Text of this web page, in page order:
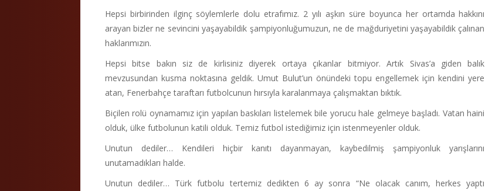
Hepsi birbirinden ilginç söylemlerle dolu etrafımız. 2 yılı aşkın süre boyunca her ortamda hakkını
arayan bizler ne sevincini yaşayabildik şampiyonluğumuzun, ne de mağduriyetini yaşayabildik çalınan
haklarımızın.
Hepsi bitse bakın siz de kirlisiniz diyerek ortaya çıkanlar bitmiyor. Artık Sivas’a giden balık
mevzusundan kusma noktasına geldik. Umut Bulut’un önündeki topu engellemek için kendini yere
atan, Fenerbahçe taraftarı futbolcunun hırsıyla karalanmaya çalışmaktan bıktık.
Biçilen rolü oynamamız için yapılan baskıları listelemek bile yorucu hale gelmeye başladı. Vatan haini
olduk, ülke futbolunun katili olduk. Temiz futbol istediğimiz için istenmeyenler olduk.
Unutun dediler… Kendileri hiçbir kanıtı dayanmayan, kaybedilmiş şampiyonluk yarışlarını
unutamadıkları halde.
Unutun dediler… Türk futbolu tertemiz dedikten 6 ay sonra “Ne olacak canım, herkes yaptı